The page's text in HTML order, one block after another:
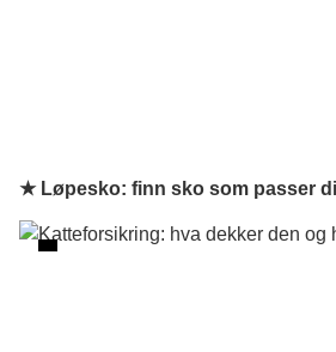
★ Løpesko: finn sko som passer